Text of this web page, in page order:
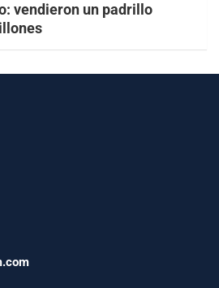
vendieron un padrillo